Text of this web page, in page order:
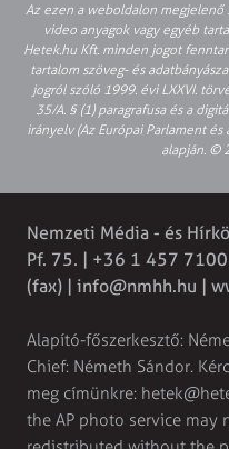
Az ezen a weboldalon megjelenő
video anyagok vagy egyéb
Hetek.hu Kft. minden jogot
tartalom szöveg- és
jogról szóló 1999. évi LXXVI.
35/A. § (1) paragrafusa és a
irányelv (Az Európai Parlament
alapján. ©
Nemzeti Média - és
Pf. 75. | +36 1 457
(fax) | info@nmhh.hu |
Alapító-főszerkesztő:
Chief: Németh Sándor.
meg címünkre:
the AP photo service may